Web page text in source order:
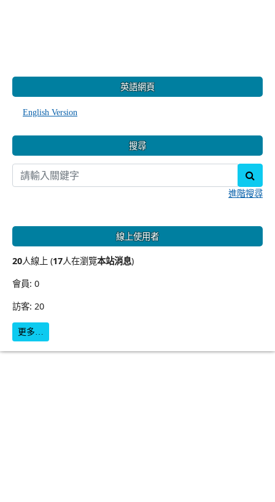
英語網頁
English Version
搜尋
進階搜尋
線上使用者
20人線上 (17人在瀏覽本站消息)
會員: 0
訪客: 20
更多…